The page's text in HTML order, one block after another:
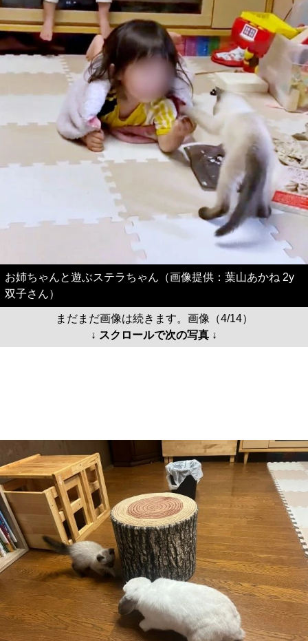
お姉ちゃんと遊ぶステラちゃん（画像提供：葉山あかね 2y
双子さん）
まだまだ画像は続きます。画像（4/14）
↓ スクロールで次の写真 ↓